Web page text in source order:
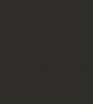
af
T principperne
som
Det